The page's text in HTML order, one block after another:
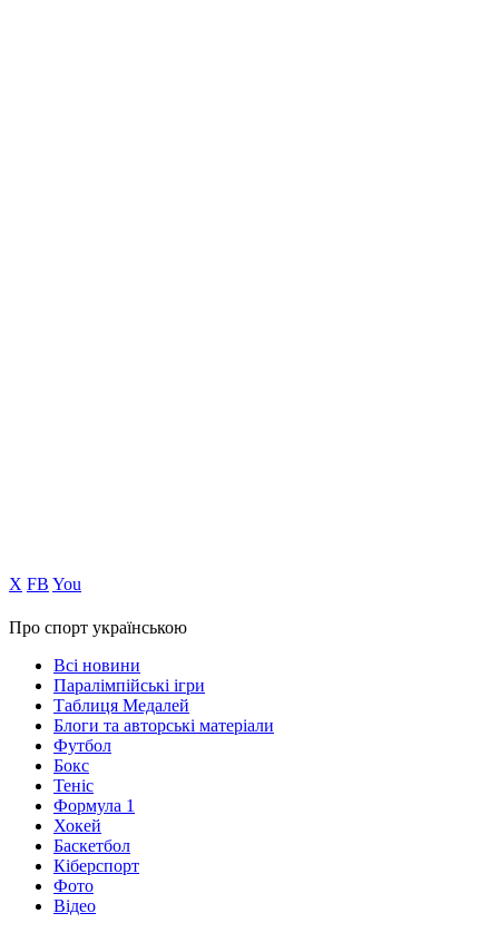
Х FB You
Про спорт українською
Всі новини
Паралімпійські ігри
Таблиця Медалей
Блоги та авторські матеріали
Футбол
Бокс
Теніс
Формула 1
Хокей
Баскетбол
Кіберспорт
Фото
Відео